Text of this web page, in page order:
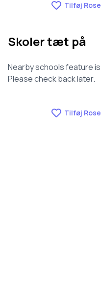
Tilføj
Skoler tæt på
Nearby schools feature
Please check back later.
Tilføj